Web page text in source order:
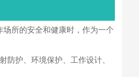
所的安全和健康时，作为一个
防护、环境保护、工作设计、